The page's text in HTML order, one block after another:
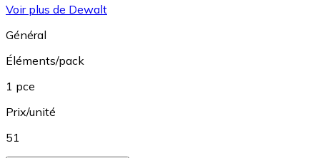
Voir plus de Dewalt
Général
Éléments/pack
1 pce
Prix/unité
51